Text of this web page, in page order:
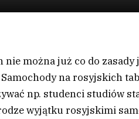
można już co do zasady
na rosyjskich
np. studenci studiów
wyjątku rosyjskimi